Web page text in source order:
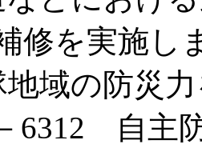
修を実施し
地域の防災
6312 自主